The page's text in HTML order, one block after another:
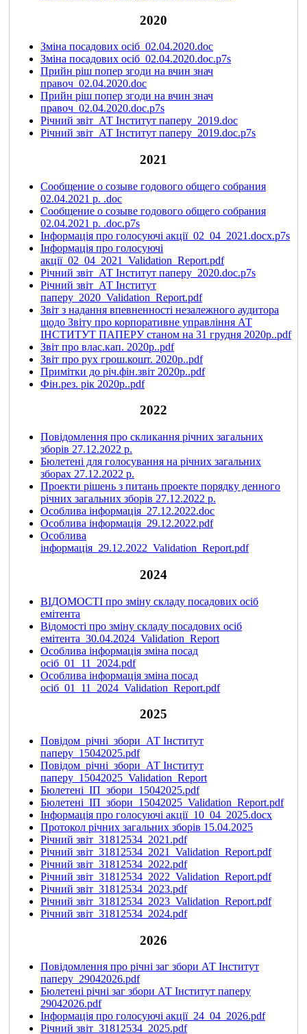
2020
Зміна посадових осіб_02.04.2020.doc
Зміна посадових осіб_02.04.2020.doc.p7s
Прийн ріш попер згоди на вчин знач
правоч_02.04.2020.doc
Прийн ріш попер згоди на вчин знач
правоч_02.04.2020.doc.p7s
Річний звіт_АТ Інститут паперу_2019.doc
Річний звіт_АТ Інститут паперу_2019.doc.p7s
2021
Сообщение о созыве годового общего собрания
02.04.2021 р. .doc
Сообщение о созыве годового общего собрания
02.04.2021 р. .doc.p7s
Інформація про голосуючі акції_02_04_2021.docx.p7s
Інформація про голосуючі
акції_02_04_2021_Validation_Report.pdf
Річний звіт_АТ Інститут паперу_2020.doc.p7s
Річний звіт_АТ Інститут
паперу_2020_Validation_Report.pdf
Звіт з надання впевненності незалежного аудитора
щодо Звіту про корпоративне управління АТ
ІНСТИТУТ ПАПЕРУ станом на 31 грудня 2020р..pdf
Звіт про влас.кап. 2020р..pdf
Звіт про рух грош.кошт. 2020р..pdf
Примітки до річ.фін.звіт 2020р..pdf
Фін.рез. рік 2020р..pdf
2022
Повідомлення про скликання річних загальних
зборів 27.12.2022 р.
Бюлетені для голосування на річних загальних
зборах 27.12.2022 р.
Проекти рішень з питань проекте порядку денного
річних загальних зборів 27.12.2022 р.
Особлива інформація_27.12.2022.doc
Особлива інформація_29.12.2022.pdf
Особлива
інформація_29.12.2022_Validation_Report.pdf
2024
ВІДОМОСТІ про зміну складу посадових осіб
емітента
Відомості про зміну складу посадових осіб
емітента_30.04.2024_Validation_Report
Особлива інформація зміна посад
осіб_01_11_2024.pdf
Особлива інформація зміна посад
осіб_01_11_2024_Validation_Report.pdf
2025
Повідом_річні_збори_АТ Інститут
паперу_15042025.pdf
Повідом_річні_збори_АТ Інститут
паперу_15042025_Validation_Report
Бюлетені_ІП_збори_15042025.pdf
Бюлетені_ІП_збори_15042025_Validation_Report.pdf
Інформація про голосуючі акції_10_04_2025.docx
Протокол річних загальних зборів 15.04.2025
Річний звіт_31812534_2021.pdf
Річний звіт_31812534_2021_Validation_Report.pdf
Річний звіт_31812534_2022.pdf
Річний звіт_31812534_2022_Validation_Report.pdf
Річний звіт_31812534_2023.pdf
Річний звіт_31812534_2023_Validation_Report.pdf
Річний звіт_31812534_2024.pdf
2026
Повідомлення про річні заг збори АТ Інститут
паперу_29042026.pdf
Бюлетені річні заг збори АТ Інститут паперу
29042026.pdf
Інформація про голосуючі акції_24_04_2026.pdf
Річний звіт_31812534_2025.pdf